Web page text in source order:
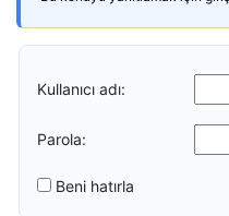
Kullanıcı adı:
Parola:
Beni hatırla